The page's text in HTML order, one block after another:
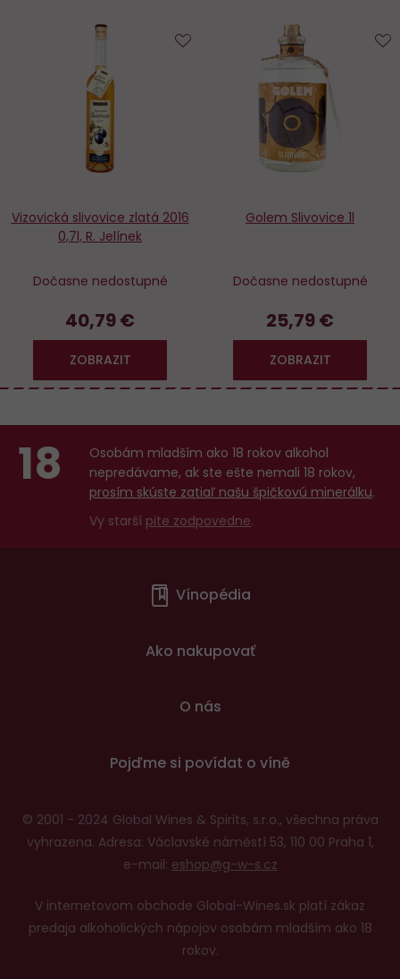
Vizovická slivovice zlatá 2016
0,7l, R. Jelínek
Dočasne nedostupné
40,79 €
ZOBRAZIT
obľúbených
Golem Slivovice 1l
Dočasne nedostupné
25,79 €
ZOBRAZIT
18
Osobám mladším ako 18 rokov alkohol
nepredávame, ak ste ešte nemali 18 rokov,
prosím skúste zatiaľ našu špičkovú minerálku.
Vy starší pite zodpovedne.
Vínopédia
Ako nakupovať
O nás
Pojďme si povídat o víně
© 2001 - 2024 Global Wines & Spirits, s.r.o., všechna práva
vyhrazena. Adresa: Václavské náměstí 53, 110 00 Praha 1,
e-mail: eshop@g-w-s.cz
V internetovom obchode Global-Wines.sk platí zákaz
predaja alkoholických nápojov osobám mladším ako 18
rokov.